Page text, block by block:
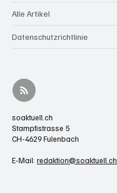
Alle Artikel
Datenschutzrichtlinie
soaktuell.ch
Stampfistrasse 5
CH-4629 Fulenbach
E-Mail: redaktion@soaktuell.ch